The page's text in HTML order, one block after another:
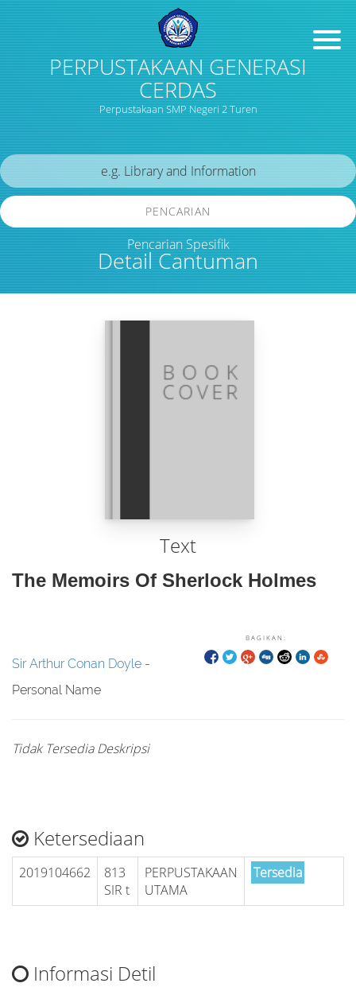
PERPUSTAKAAN GENERASI
CERDAS
Perpustakaan SMP Negeri 2 Turen
Detail Cantuman
PENCARIAN
Pencarian Spesifik
Text
The Memoirs Of Sherlock Holmes
BAGIKAN:
Sir Arthur Conan Doyle -
Personal Name
Tidak Tersedia Deskripsi
Ketersediaan
2019104662
813
SIR t
PERPUSTAKAAN
UTAMA
Tersedia
Informasi Detil